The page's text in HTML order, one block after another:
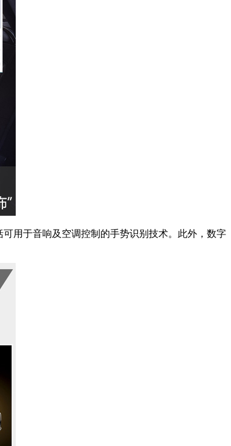
用于音响及空调控制的手势识别技术。此外，数字